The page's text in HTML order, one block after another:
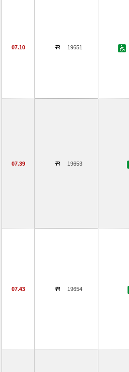
07.10 19651
07.39 19653
07.43 19654